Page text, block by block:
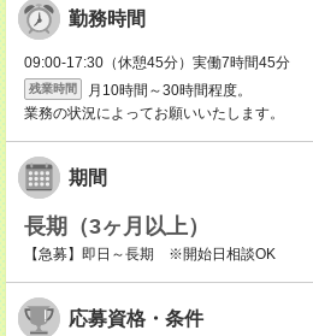
勤務時間
09:00-17:30（休憩45分）実働7時間45分
残業時間
月10時間～30時間程度。
業務の状況によってお願いいたします。
期間
長期（3ヶ月以上）
【急募】即日～長期 ※開始日相談OK
応募資格・条件